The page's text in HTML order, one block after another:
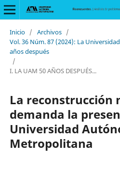
Inicio / Archivos /
Vol. 36 Núm. 87 (2024): La
años después
/
I. LA UAM 50 AÑOS DESPUÉS...
La reconstrucción
demanda la
Universidad
Metropolitana